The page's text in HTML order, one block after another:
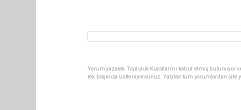
Yorum yazarak Topluluk Kuralları’nı kabul etmiş bulunuyor
tek başınıza üstleniyorsunuz. Yazılan tüm yorumlardan